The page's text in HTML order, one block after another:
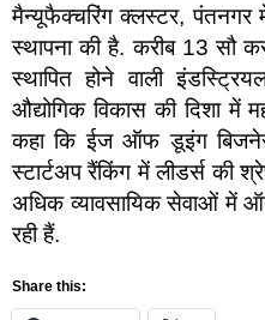
मैन्यूफैक्चरिंग क्लस्टर, पंतनगर
स्थापना की है. करीब 13 सौ
स्थापित होने वाली
औद्योगिक विकास की दिशा में
कहा कि ईज ऑफ डूइंग
स्टार्टअप रैंकिंग में लीडर्स की
अधिक व्यावसायिक सेवाओं में
रही हैं.
Share this: